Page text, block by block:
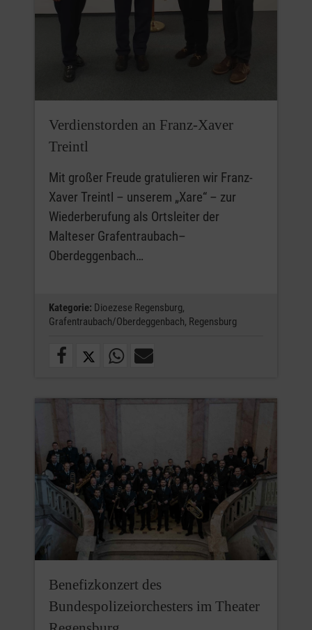
Verdienstorden an Franz-Xaver
Treintl
Mit großer Freude gratulieren wir Franz-
Xaver Treintl – unserem „Xare“ – zur
Wiederberufung als Ortsleiter der
Malteser Grafentraubach–
Oberdeggenbach…
Kategorie: Dioezese Regensburg,
Grafentraubach/Oberdeggenbach, Regensburg
Benefizkonzert des
Bundespolizeiorchesters im Theater